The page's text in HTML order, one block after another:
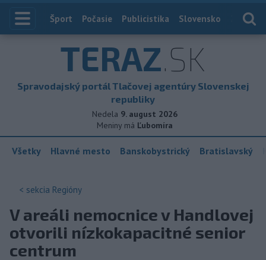
Index
Šport Počasie Publicistika Slovensko
TERAZ.SK
Spravodajský portál Tlačovej agentúry Slovenskej
republiky
Nedela 9. august 2026
Meniny má Ľubomíra
Všetky Hlavné mesto Banskobystrický Bratislavský
< sekcia Regióny
V areáli nemocnice v Handlovej
otvorili nízkokapacitné senior
centrum